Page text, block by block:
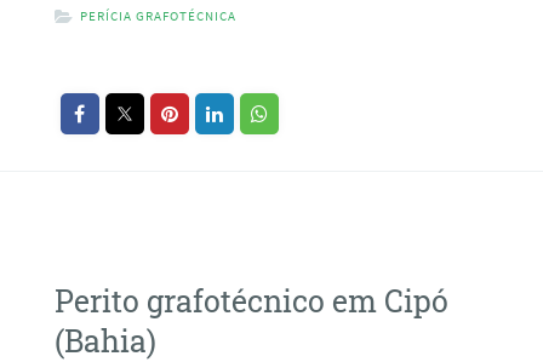
PERÍCIA GRAFOTÉCNICA
Perito grafotécnico em Cipó
(Bahia)